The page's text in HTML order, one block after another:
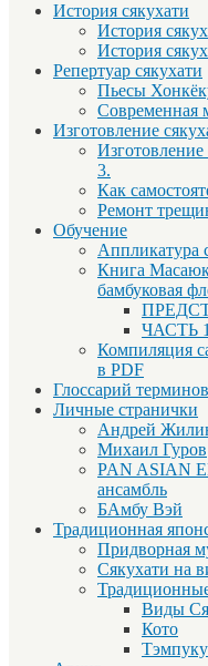
История сякухати
История
История
Репертуар сякухати
Пьесы
Современная
Изготовление
3.
Как
Ремонт
Обучение
Аппликатура
Книга
бамбуковая
ЧАСТЬ
Компиляция
в PDF
Глоссарий терминов
Личные странички
Андрей
Михаил Гуров
PAN ASIAN
ансамбль
БАмбу Вэй
Традиционная
Придворная
Сякухати на
Виды
Кото
Тэмпуку